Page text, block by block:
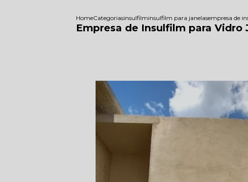
HomeCategoriasinsulfilminsulfilm para janelasempresa de
Empresa de Insulfilm para Vidro